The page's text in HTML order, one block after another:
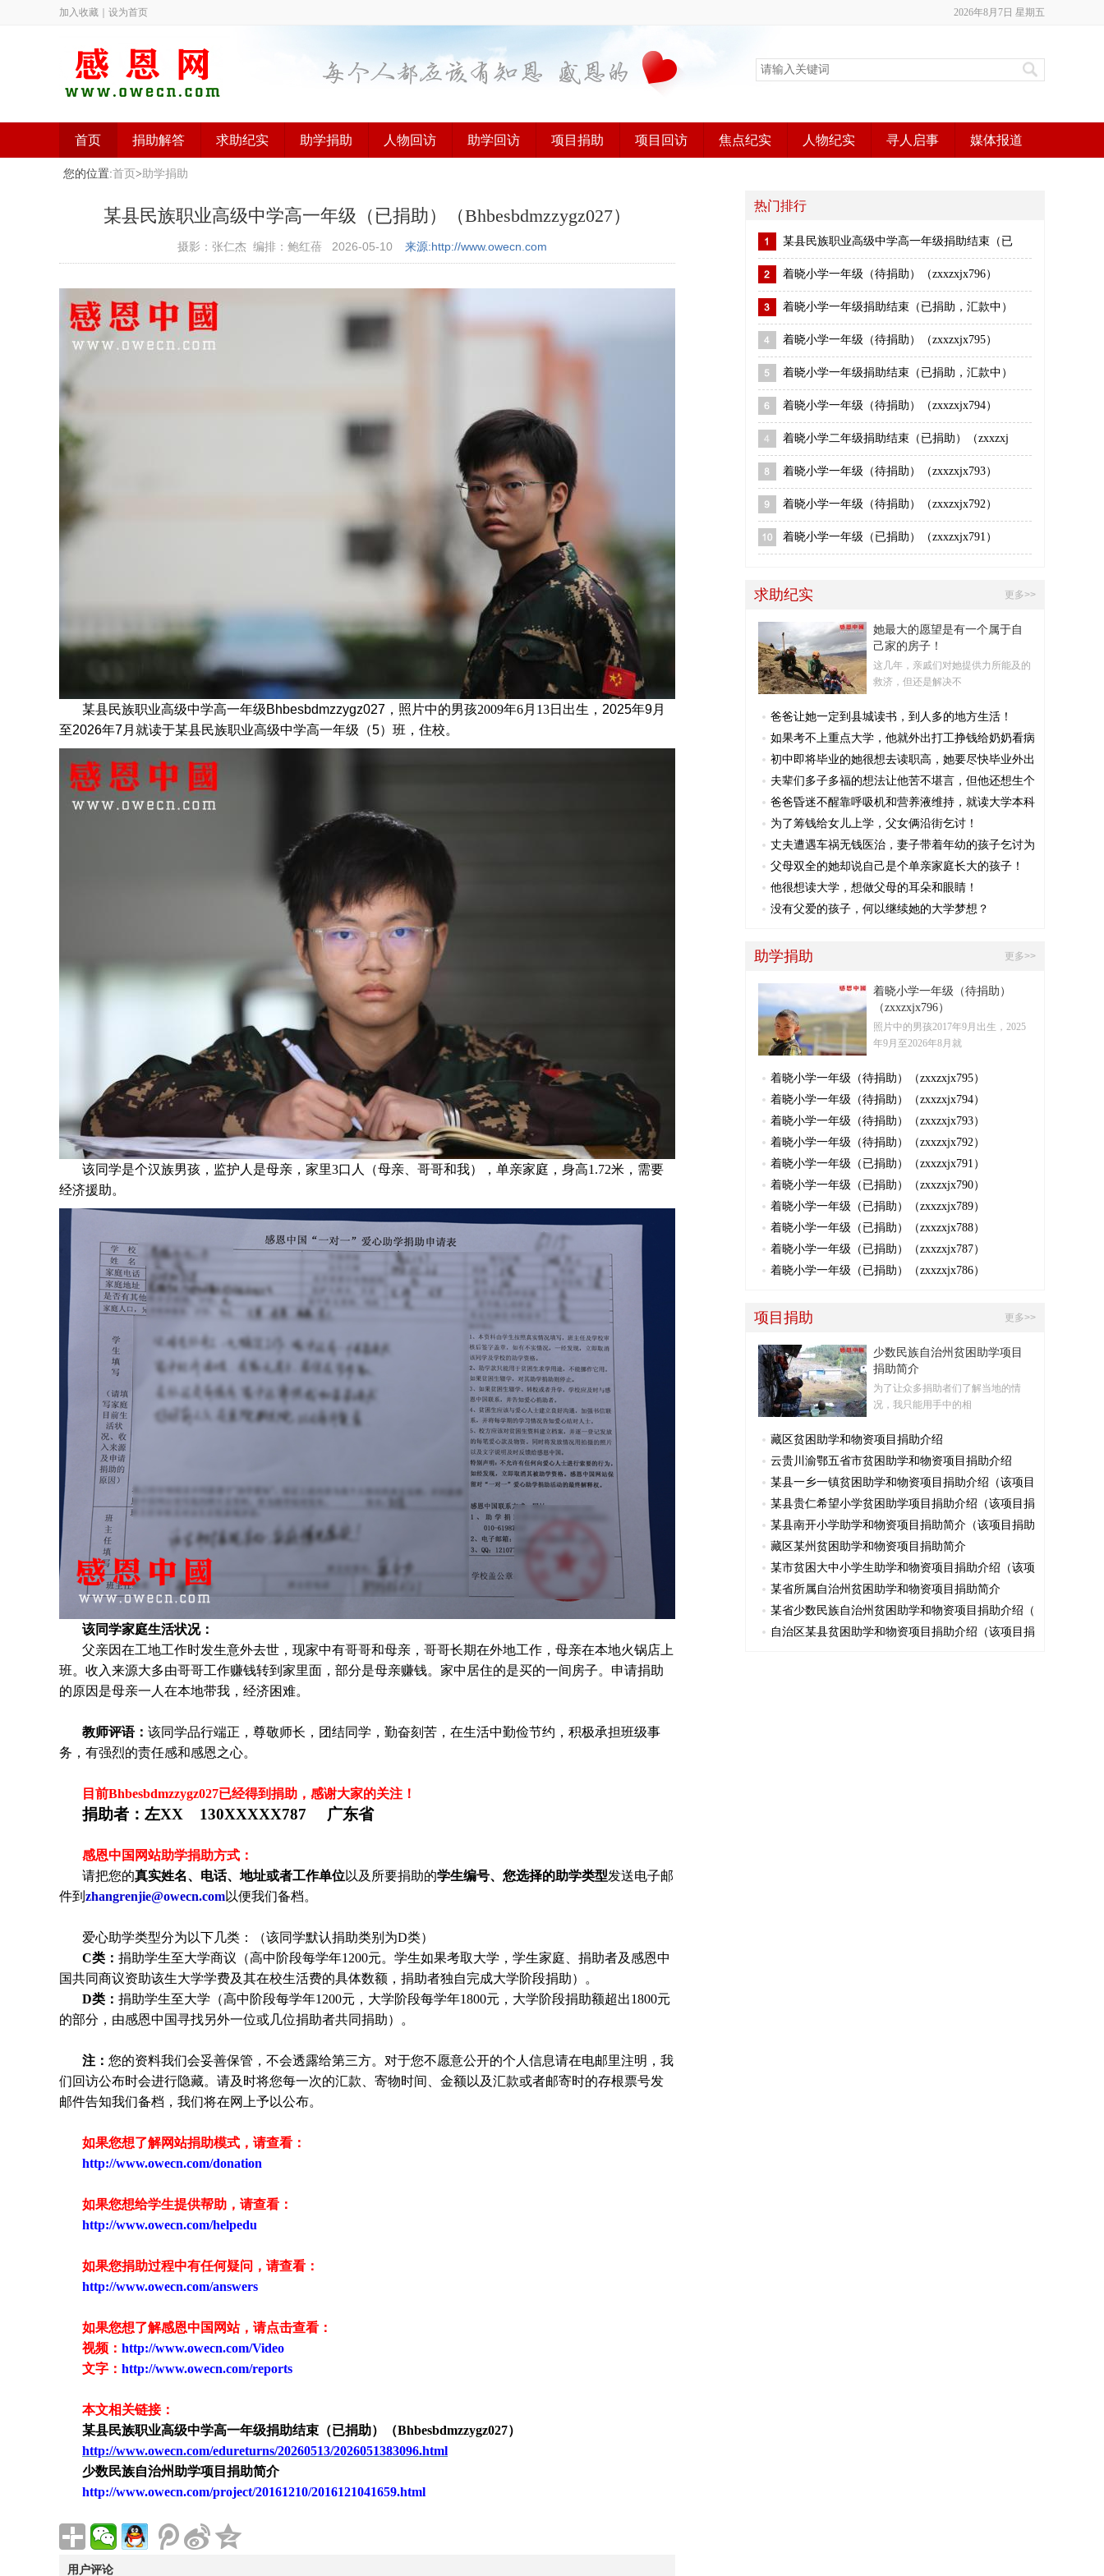
2026年8月7日 星期五
加入收藏 设为首页
首页 捐助解答 求助纪实 助学捐助 人物回访 助学回访 项目捐助 项目回访 焦点纪实 人物纪实 寻人启事 媒体报道
您的位置:首页 >助学捐助
某县民族职业高级中学高一年级（已捐助）（Bhbesbdmzzygz027）
摄影：张仁杰 编排：鲍红蓓 2026-05-10 来源:http://www.owecn.com
某县民族职业高级中学高一年级Bhbesbdmzzygz027，照片中的男孩2009年6月13日 出生， 2025年9月
至2026年7月 就读于某县民族职业高级中学高一年级 （5）班 ，住校。
该同学是个汉族男孩，监护人是母亲，家里3口人（母亲、哥哥和我），单亲家庭，身高1.72米，需要
经济援助。
该同学家庭生活状况：
父亲因在工地工作时发生意外去世，现家中有哥哥和母亲，哥哥长期在外地工作，母亲在本地火锅店上
班。收入来源大多由哥哥工作赚钱转到家里面，部分是母亲赚钱。家中居住的是买的一间房子。申请捐助
的原因是母亲一人在本地带我，经济困难。
教师评语： 该同学品行端正，尊敬师长，团结同学，勤奋刻苦，在生活中勤俭节约，积极承担班级事
务，有强烈的责任感和感恩之心。
目前Bhbesbdmzzygz027已经得到捐助，感谢大家的关注！
捐助者： 左XX 130XXXXX787 广东省
感恩中国网站助学捐助方式：
请把您的真实姓名、电话、地址或者工作单位以及所要捐助的学生编号、您选择的助学类型发送电子邮
件到 zhangrenjie@owecn.com以便我们备档。
爱心助学类型分为以下几类：（该同学默认捐助类别为D类）
C类： 捐助学生至大学商议（高中阶段每学年1200元。 学生如果考取大学， 学生家庭、捐助者及感恩中
国共同商议资助该生大学学费及其在校生活费的具体数额，捐助者独自完成大学阶段捐助）。
D类： 捐助学生至大学（高中阶段每学年1200元，大学阶段每学年1800元，大学阶段捐助额超出1800元
的部分，由感恩中国寻找另外一位或几位捐助者共同捐助）。
注： 您的资料我们会妥善保管，不会透露给第三方。对于您不愿意公开的个人信息请在电邮里注明，我
们回访公布时会进行隐藏。请及时将您每一次的汇款、寄物时间、金额以及汇款或者邮寄时的存根票号发
邮件告知我们备档，我们将在网上予以公布。
如果您想了解网站捐助模式，请查看：
http://www.owecn.com/donation
如果您想给学生提供帮助，请查看 ：
http://www.owecn.com/helpedu
如果您捐助过程中有任何疑问，请查看 ：
http://www.owecn.com/answers
如果您想了解感恩中国网站，请点击查看：
视频： http://www.owecn.com/Video
文字： http://www.owecn.com/reports
本文相关链接：
某县民族职业高级中学高一年级捐助结束（已捐助）（Bhbesbdmzzygz027）
http://www.owecn.com/edureturns/20260513/2026051383096.html
少数民族自治州助学项目捐助简介
http://www.owecn.com/project/20161210/2016121041659.html
用户评论
热门排行
某县民族职业高级中学高一年级捐助结束（已
着晓小学一年级（待捐助）（zxxzxjx796）
着晓小学一年级捐助结束（已捐助，汇款中）
着晓小学一年级（待捐助）（zxxzxjx795）
着晓小学一年级捐助结束（已捐助，汇款中）
着晓小学一年级（待捐助）（zxxzxjx794）
着晓小学二年级捐助结束（已捐助）（zxxzxj
着晓小学一年级（待捐助）（zxxzxjx793）
着晓小学一年级（待捐助）（zxxzxjx792）
着晓小学一年级（已捐助）（zxxzxjx791）
更多>>
求助纪实
她最大的愿望是有一个属于自
己家的房子！
这几年，亲戚们对她提供力所能及的
救济，但还是解决不
爸爸让她一定到县城读书，到人多的地方生活！
如果考不上重点大学，他就外出打工挣钱给奶奶看病
初中即将毕业的她很想去读职高，她要尽快毕业外出
夫辈们多子多福的想法让他苦不堪言，但他还想生个
爸爸昏迷不醒靠呼吸机和营养液维持，就读大学本科
为了筹钱给女儿上学，父女俩沿街乞讨！
丈夫遭遇车祸无钱医治，妻子带着年幼的孩子乞讨为
父母双全的她却说自己是个单亲家庭长大的孩子！
他很想读大学，想做父母的耳朵和眼睛！
没有父爱的孩子，何以继续她的大学梦想？
更多>>
助学捐助
着晓小学一年级（待捐助）
（zxxzxjx796）
照片中的男孩2017年9月出生，2025
年9月至2026年8月就
着晓小学一年级（待捐助）（zxxzxjx795）
着晓小学一年级（待捐助）（zxxzxjx794）
着晓小学一年级（待捐助）（zxxzxjx793）
着晓小学一年级（待捐助）（zxxzxjx792）
着晓小学一年级（已捐助）（zxxzxjx791）
着晓小学一年级（已捐助）（zxxzxjx790）
着晓小学一年级（已捐助）（zxxzxjx789）
着晓小学一年级（已捐助）（zxxzxjx788）
着晓小学一年级（已捐助）（zxxzxjx787）
着晓小学一年级（已捐助）（zxxzxjx786）
更多>>
项目捐助
少数民族自治州贫困助学项目
捐助简介
为了让众多捐助者们了解当地的情
况，我只能用手中的相
藏区贫困助学和物资项目捐助介绍
云贵川渝鄂五省市贫困助学和物资项目捐助介绍
某县一乡一镇贫困助学和物资项目捐助介绍（该项目
某县贵仁希望小学贫困助学项目捐助介绍（该项目捐
某县南开小学助学和物资项目捐助简介（该项目捐助
藏区某州贫困助学和物资项目捐助简介
某市贫困大中小学生助学和物资项目捐助介绍（该项
某省所属自治州贫困助学和物资项目捐助简介
某省少数民族自治州贫困助学和物资项目捐助介绍（
自治区某县贫困助学和物资项目捐助介绍（该项目捐